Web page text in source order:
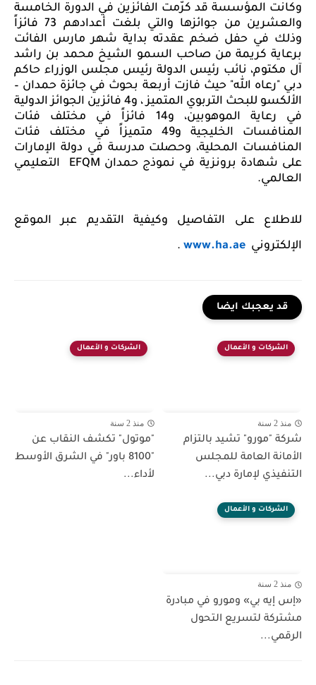
وكانت المؤسسة قد كرّمت الفائزين في الدورة الخامسة
والعشرين من جوائزها والتي بلغت أعدادهم 73 فائزاً
وذلك في حفل ضخم عقدته بداية شهر مارس الفائت
برعاية كريمة من صاحب السمو الشيخ محمد بن راشد
آل مكتوم، نائب رئيس الدولة رئيس مجلس الوزراء حاكم
دبي "رعاه الله" حيث فازت أربعة بحوث في جائزة حمدان –
الألكسو للبحث التربوي المتميز ، و4 فائزين الجوائز الدولية
في رعاية الموهوبين، و14 فائزاً في مختلف فئات
المنافسات الخليجية و49 متميزاً في مختلف فئات
المنافسات المحلية، وحصلت مدرسة في دولة الإمارات
على شهادة برونزية في نموذج حمدان EFQM
التعليمي
العالمي.
للاطلاع على التفاصيل وكيفية التقديم عبر الموقع
الإلكتروني www.ha.ae
.
قد يعجبك ايضا
الشركات و الأعمال
منذ 2 سنة
شركة "مورو" تشيد بالتزام
الأمانة العامة للمجلس
التنفيذي لإمارة دبي...
الشركات و الأعمال
منذ 2 سنة
"موتول" تكشف النقاب عن
"8100 باور" في الشرق الأوسط
لأداء...
الشركات و الأعمال
منذ 2 سنة
«إس إيه بي» ومورو في مبادرة
مشتركة لتسريع التحول
الرقمي...